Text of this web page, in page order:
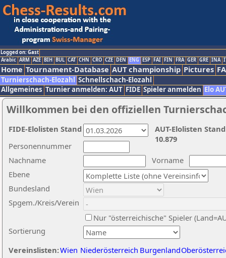
Logged on: Gast
Arabic ARM AZE BIH BUL CAT CHN CRO CZE DEN ENG ESP FAI FIN FRA GER GRE INA
Home Tournament-Database AUT championship Pictures
Turnierschach-Elozahl Schnellschach-Elozahl
Allgemeines Turnier anmelden: AUT FIDE Spieler anmelden Elo
Willkommen bei den offiziellen
Nachname
Vorname
Ebene
Sortierung
Personennummer
Bundesland
Spgem./Kreis/Verein
Nur "österreichische" Spieler
Vereinslisten:Wien Niederösterreich Burgenland
AUT-Elolisten
10.879
FIDE-Elolisten Stand